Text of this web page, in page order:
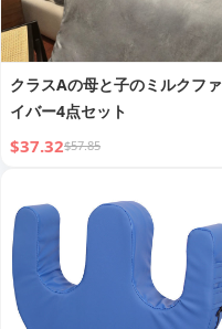
クラスAの母と子のミルクファ
イバー4点セット
$37.32$57.85